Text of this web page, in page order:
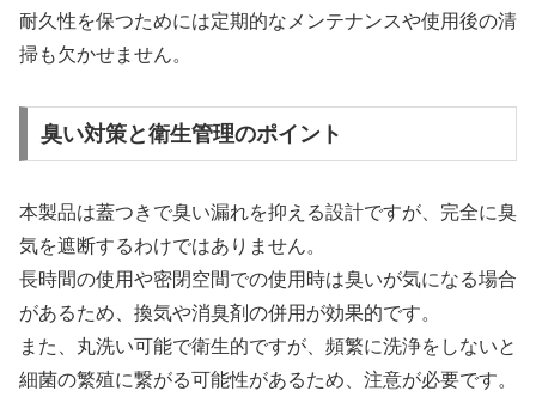
耐久性を保つためには定期的なメンテナンスや使用後の清
掃も欠かせません。
臭い対策と衛生管理のポイント
本製品は蓋つきで臭い漏れを抑える設計ですが、完全に臭
気を遮断するわけではありません。
長時間の使用や密閉空間での使用時は臭いが気になる場合
があるため、換気や消臭剤の併用が効果的です。
また、丸洗い可能で衛生的ですが、頻繁に洗浄をしないと
細菌の繁殖に繋がる可能性があるため、注意が必要です。